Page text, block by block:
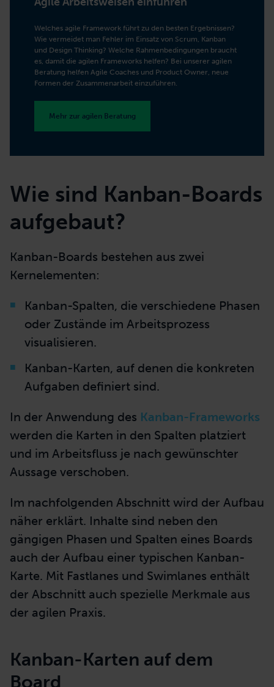
Welches agile Framework führt zu den besten Ergebnissen?
Wie vermeidet man Fehler im Einsatz von Scrum, Kanban
und Design Thinking? Welche Rahmenbedingungen braucht
es, damit die agilen Frameworks helfen? Bei unserer agilen
Beratung helfen Agile Coaches und Product Owner, neue
Formen der Zusammenarbeit einzuführen.
Mehr zur agilen Beratung
Wie sind Kanban-Boards
aufgebaut?
Kanban-Boards bestehen aus zwei
Kernelementen:
Kanban-Spalten, die verschiedene Phasen
oder Zustände im Arbeitsprozess
visualisieren.
Kanban-Karten, auf denen die konkreten
Aufgaben definiert sind.
In der Anwendung des Kanban-Frameworks
werden die Karten in den Spalten platziert
und im Arbeitsfluss je nach gewünschter
Aussage verschoben.
Im nachfolgenden Abschnitt wird der Aufbau
näher erklärt. Inhalte sind neben den
gängigen Phasen und Spalten eines Boards
auch der Aufbau einer typischen Kanban-
Karte. Mit Fastlanes und Swimlanes enthält
der Abschnitt auch spezielle Merkmale aus
der agilen Praxis.
Kanban-Karten auf dem
Board